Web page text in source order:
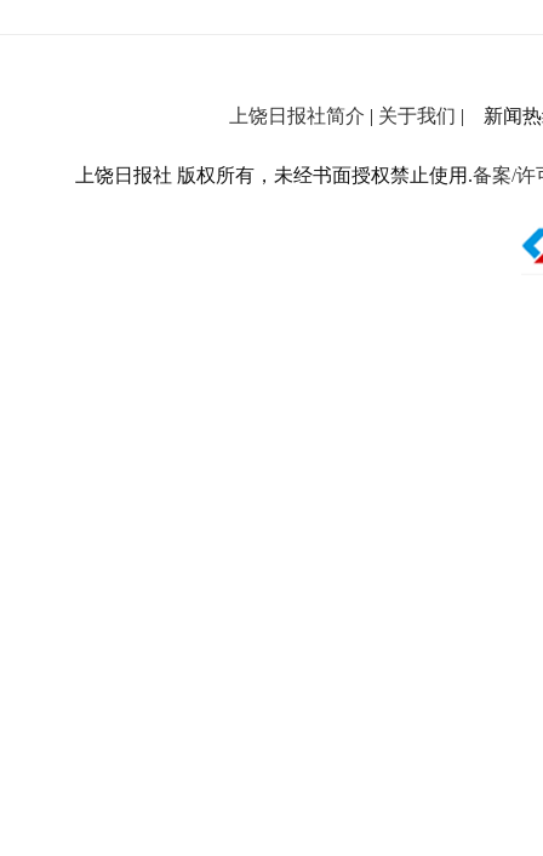
上饶日报社简介 | 关于我们 | 新闻热
上饶日报社 版权所有，未经书面授权禁止使用.备案/许